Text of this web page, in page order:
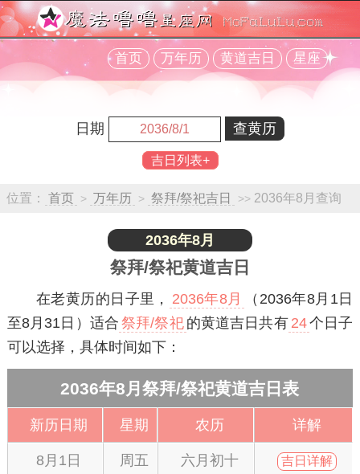
首页 万年历 黄道吉日 星座
日期
吉日列表+
位置： 首页 > 万年历 > 祭拜/祭祀吉日 >> 2036年8月查询
2036年8月
祭拜/祭祀黄道吉日
在老黄历的日子里， 2036年8月
（2036年8月1日
至8月31日）适合 祭拜/祭祀 的黄道吉日共有 24个日子
可以选择，具体时间如下：
2036年8月祭拜/祭祀黄道吉日表
新历日期 星期 农历 详解
8月1日 周五 六月初十 吉日详解